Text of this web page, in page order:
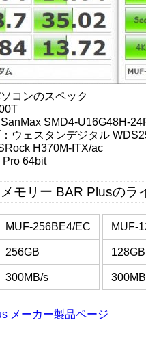
コンのスペック
SMD4-U16G48H-
ウェスタンデジタル
H370M-ITX/ac
Pro 64bit
モリー BAR Plusのラ
MUF-256BE4/EC
256GB
300MB/s
MUF-
128GB
メーカー製品ページ